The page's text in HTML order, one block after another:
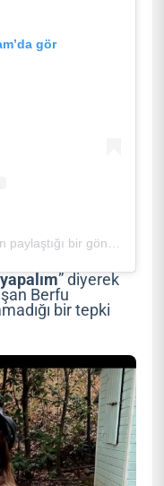
gör
” diyerek
Berfu
bir tepki